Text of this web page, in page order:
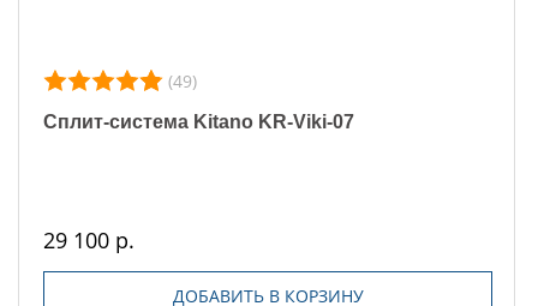
(49)
Сплит-система Kitano KR-Viki-07
29 100 р.
ДОБАВИТЬ В КОРЗИНУ